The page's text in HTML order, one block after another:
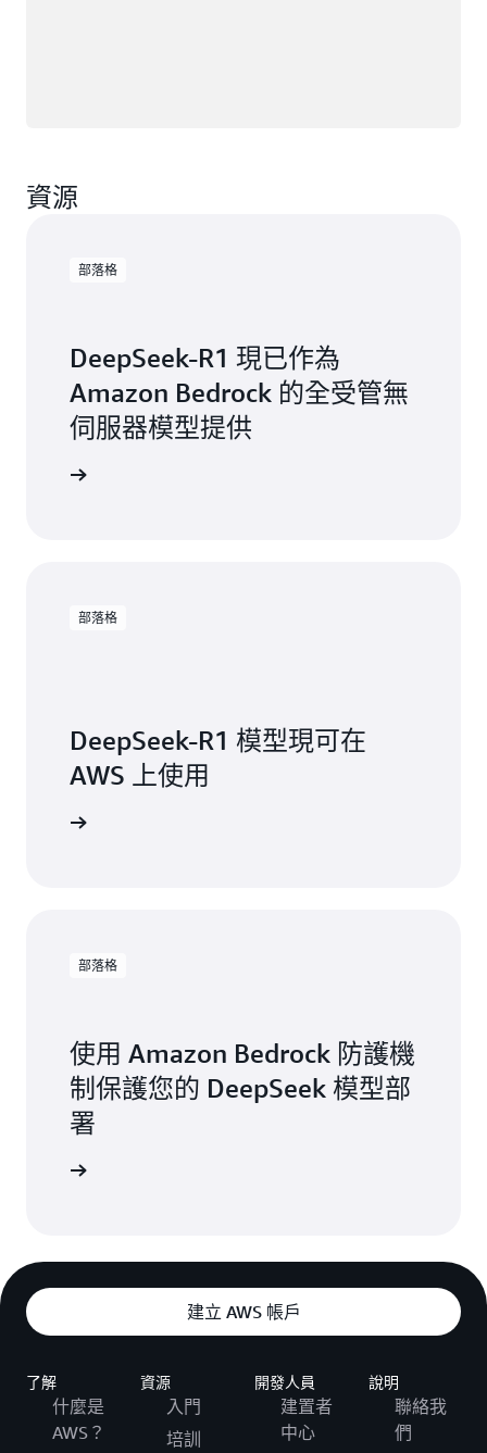
資源
部落格
DeepSeek-R1 現已作為
Amazon Bedrock 的全受管無
伺服器模型提供
部落格
DeepSeek-R1 模型現可在
AWS 上使用
部落格
使用 Amazon Bedrock 防護機
制保護您的 DeepSeek 模型部
署
建立 AWS 帳戶
了解
什麼是
AWS？
資源
入門
培訓
開發人員
建置者
中心
說明
聯絡我
們